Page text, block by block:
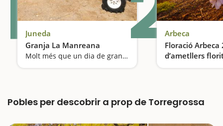
Juneda
Granja La Manreana
Molt més que un dia de granja en família
Arbeca
Floració
d’ametllers
Garrigues
Pobles per descobrir a prop de Torregrossa